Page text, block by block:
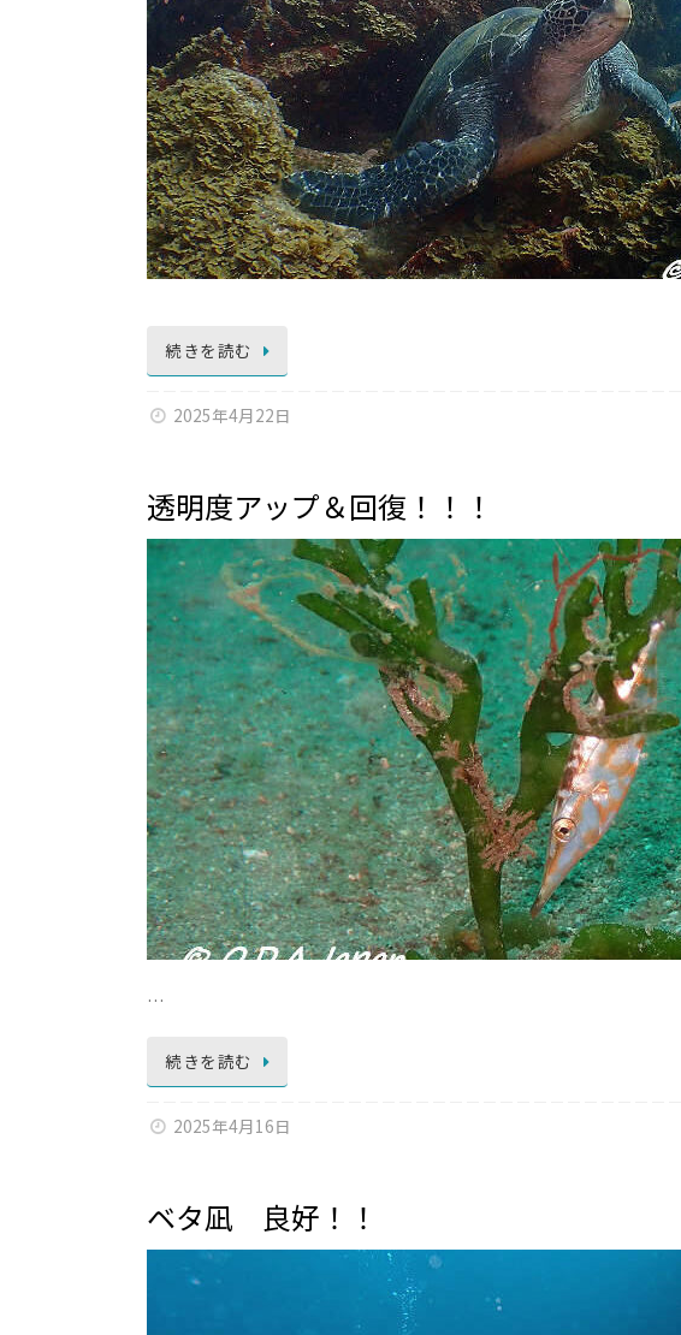
続きを読む
2025年4月22日
透明度アップ＆回復！！！
…
続きを読む
2025年4月16日
ベタ凪 良好！！